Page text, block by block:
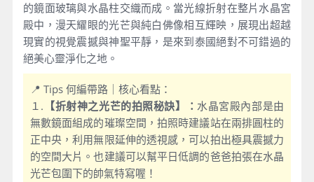
的鏡面玻璃與水晶柱交織而成。當光線折射在整片水晶宮
殿中，漫天耀眼的光芒與純白佛像相互輝映，展現出超越
現實的視覺震撼與神聖平靜，是來到泰國絕對不可錯過的
絕美心靈淨化之地。
📍 Tips 何編帶路｜核心看點：
１. 【折射神之光芒的拍照秘訣】：水晶宮殿內部是由
無數鏡面組成的璀璨空間，拍照時建議站在兩排圓柱的
正中央，利用無限延伸的透視感，可以拍出極具震撼力
的空間大片。也建議可以幫平日低調的爸爸拍張在水晶
光芒包圍下的帥氣特寫喔！